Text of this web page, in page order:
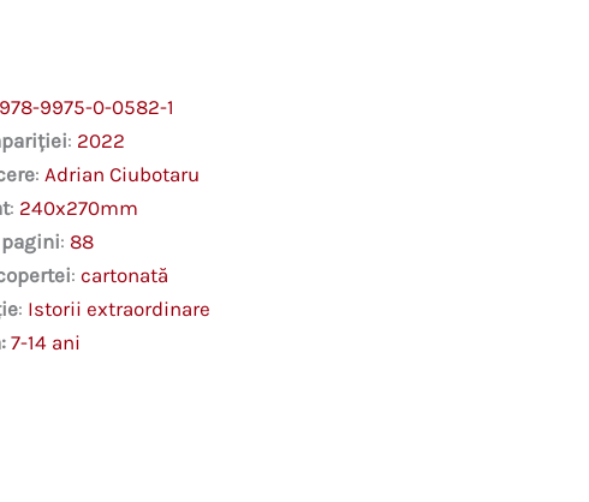
978-9975-0-0582-1
: 2022
: Adrian Ciubotaru
: 240x270mm
pagini: 88
: cartonată
: Istorii extraordinare
7-14 ani